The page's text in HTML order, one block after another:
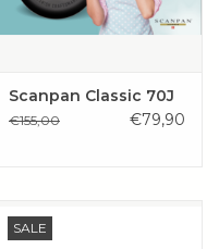
Scanpan Classic 70J
€155,00 €79,90
SALE